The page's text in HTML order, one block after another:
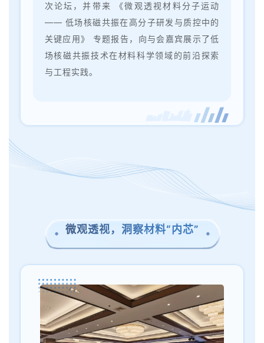
次论坛，并带来 《微观透视材料分子运动
—— 低场核磁共振在高分子研发与质控中的
关键应用》 专题报告，向与会嘉宾展示了低
场核磁共振技术在材料科学领域的前沿探索
与工程实践。
微观透视，洞察材料“内芯”